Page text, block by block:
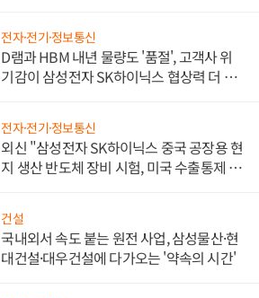
전자·전기·정보통신
D램과 HBM 내년 물량도 '품절', 고객사 위
기감이 삼성전자 SK하이닉스 협상력 더 키
전자·전기·정보통신
외신 "삼성전자 SK하이닉스 중국 공장용 현
지 생산 반도체 장비 시험, 미국 수출통제 대
건설
국내외서 속도 붙는 원전 사업, 삼성물산·현
대건설·대우건설에 다가오는 '약속의 시간'